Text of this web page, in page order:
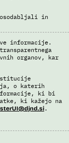
in
informacije.
organov, kar
o katerih
ki bi
ki kažejo na
.